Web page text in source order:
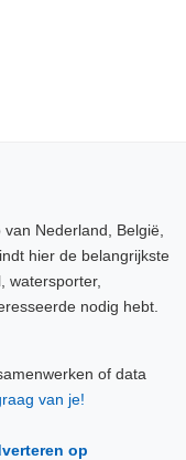
Nederland, België,
hier de belangrijkste
watersporter,
nodig hebt.
of data
van je!
op